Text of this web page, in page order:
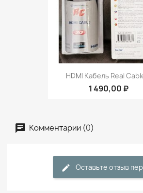
HDMI Кабель Real
1 490,00 ₽
Комментарии (0)
Оставьте отзыв